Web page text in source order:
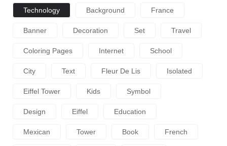
Technology Background France
Banner Decoration Set Travel
Coloring Pages Internet School
City Text Fleur De Lis Isolated
Eiffel Tower Kids Symbol
Design Eiffel Education
Mexican Tower Book French